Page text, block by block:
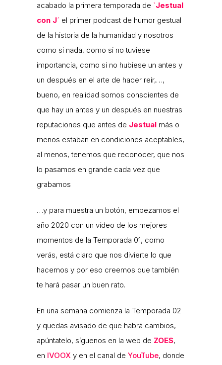
acabado la primera temporada de `Jestual
con J´ el primer podcast de humor gestual
de la historia de la humanidad y nosotros
como si nada, como si no tuviese
importancia, como si no hubiese un antes y
un después en el arte de hacer reír,…,
bueno, en realidad somos conscientes de
que hay un antes y un después en nuestras
reputaciones que antes de Jestual más o
menos estaban en condiciones aceptables,
al menos, tenemos que reconocer, que nos
lo pasamos en grande cada vez que
grabamos
…y para muestra un botón, empezamos el
año 2020 con un vídeo de los mejores
momentos de la Temporada 01, como
verás, está claro que nos divierte lo que
hacemos y por eso creemos que también
te hará pasar un buen rato.
En una semana comienza la Temporada 02
y quedas avisado de que habrá cambios,
apúntatelo, síguenos en la web de ZOES,
en IVOOX y en el canal de YouTube, donde